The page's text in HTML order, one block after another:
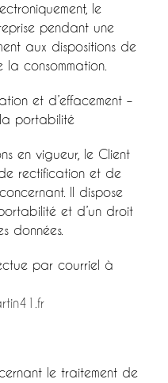
le
pendant une
aux dispositions de
consommation.
et d’effacement –
portabilité
en vigueur, le Client
rectification et de
Il dispose
et d’un droit
données.
par courriel à
le traitement de